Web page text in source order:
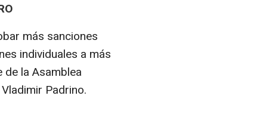
más sanciones
individuales a más
la Asamblea
Padrino.